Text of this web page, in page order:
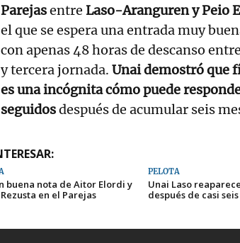
Parejasentre Laso-Aranguren y Peio
el que se espera una entrada muy
con apenas 48 horas de descanso
y tercera jornada. Unai demostró que
es una incógnita cómo puede
seguidosdespués de acumular seis
buena nota de Aitor Elordi y
en el Parejas
PELOTA
Unai Laso
después de casi